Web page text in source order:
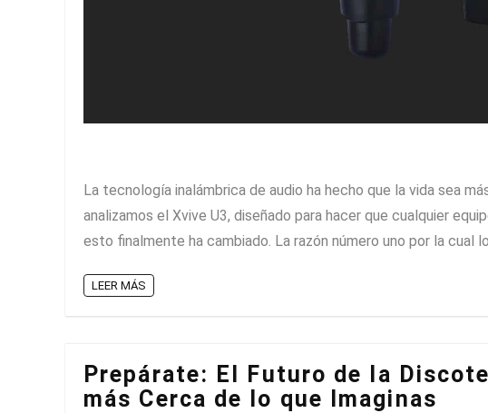
La tecnología inalámbrica de audio ha hecho que la vida sea
analizamos el Xvive U3, diseñado para hacer que cualquier
esto finalmente ha cambiado. La razón número uno por la cual
LEER MÁS
Prepárate: El Futuro de la
más Cerca de lo que Imaginas